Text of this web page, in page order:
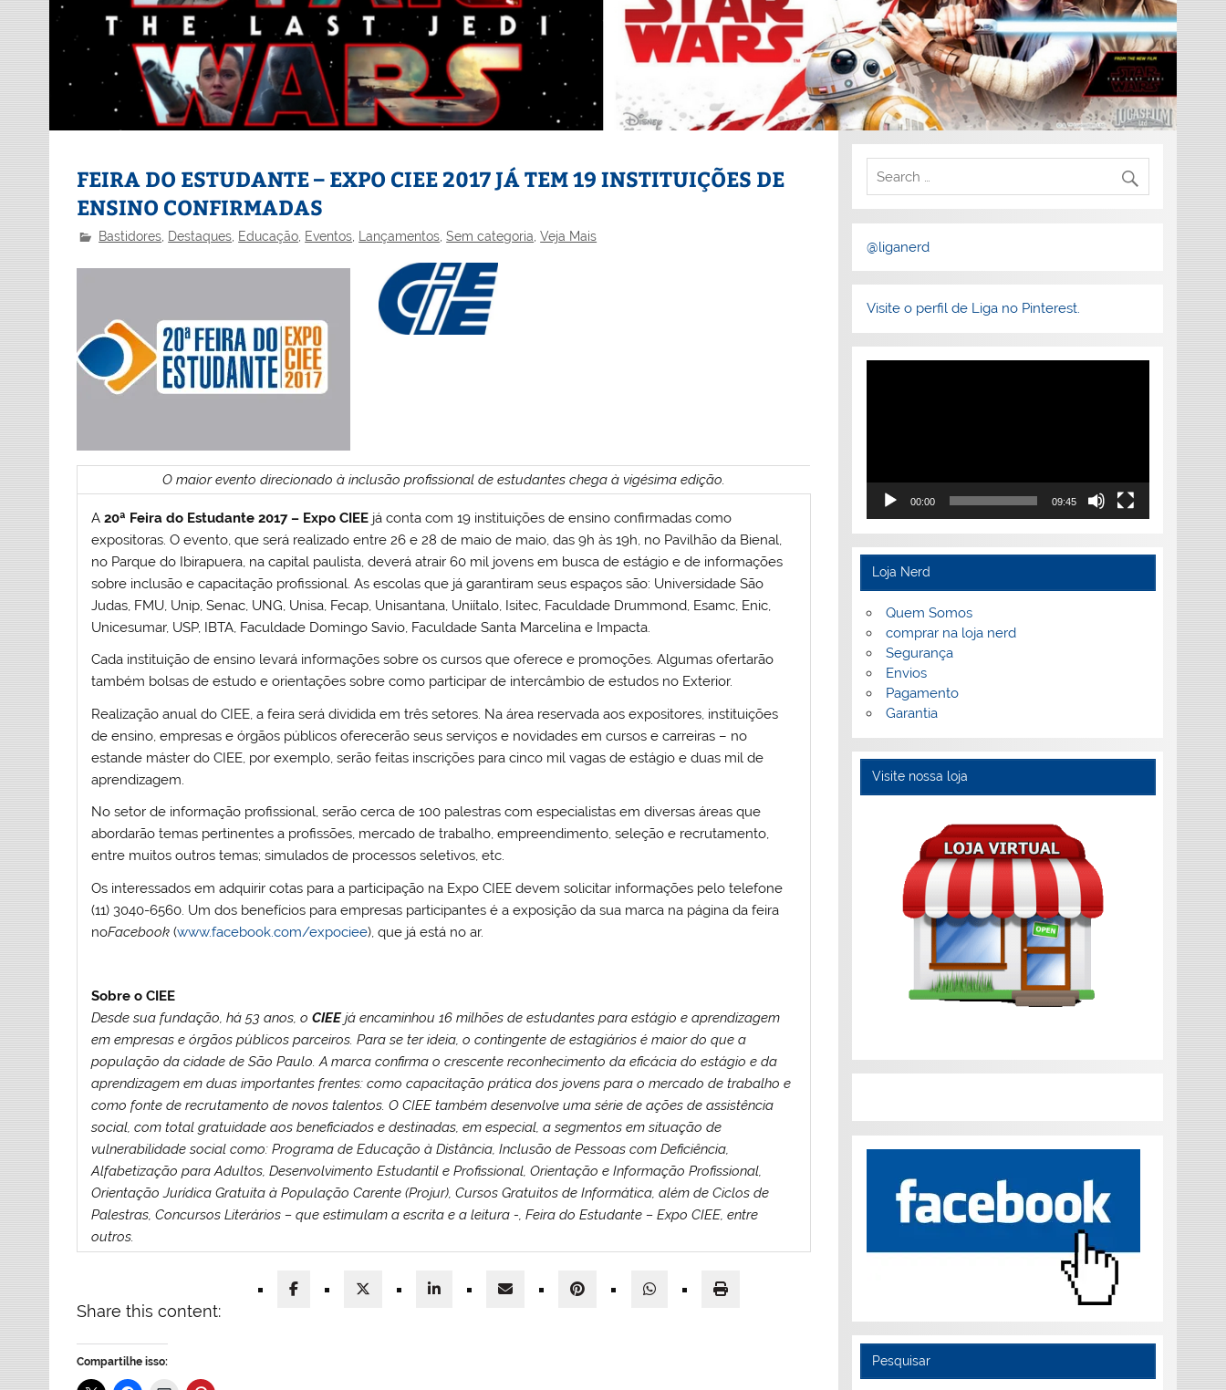
FEIRA DO ESTUDANTE – EXPO CIEE 2017 JÁ TEM 19 INSTITUIÇÕES DE
ENSINO CONFIRMADAS
Bastidores Destaques Educação Eventos Lançamentos ,Sem categoria ,Veja Mais
O maior evento direcionado à inclusão profissional de estudantes chega à vigésima edição.
A 20ª Feira do Estudante 2017 – Expo CIEE já conta com 19 instituições de ensino confirmadas como
expositoras. O evento, que será realizado entre 26 e 28 de maio de maio, das 9h às 19h, no Pavilhão da Bienal,
no Parque do Ibirapuera, na capital paulista, deverá atrair 60 mil jovens em busca de estágio e de informações
sobre inclusão e capacitação profissional. As escolas que já garantiram seus espaços são: Universidade São
Judas, FMU, Unip, Senac, UNG, Unisa, Fecap, Unisantana, Uniítalo, Isitec, Faculdade Drummond, Esamc, Enic,
Unicesumar, USP, IBTA, Faculdade Domingo Savio, Faculdade Santa Marcelina e Impacta.
Cada instituição de ensino levará informações sobre os cursos que oferece e promoções. Algumas ofertarão
também bolsas de estudo e orientações sobre como participar de intercâmbio de estudos no Exterior.
Realização anual do CIEE, a feira será dividida em três setores. Na área reservada aos expositores, instituições
de ensino, empresas e órgãos públicos oferecerão seus serviços e novidades em cursos e carreiras – no
estande máster do CIEE, por exemplo, serão feitas inscrições para cinco mil vagas de estágio e duas mil de
aprendizagem.
No setor de informação profissional, serão cerca de 100 palestras com especialistas em diversas áreas que
abordarão temas pertinentes a profissões, mercado de trabalho, empreendimento, seleção e recrutamento,
entre muitos outros temas; simulados de processos seletivos, etc.
Os interessados em adquirir cotas para a participação na Expo CIEE devem solicitar informações pelo telefone
(11) 3040-6560. Um dos benefícios para empresas participantes é a exposição da sua marca na página da feira
noFacebook(www.facebook.com/expociee), que já está no ar.
Sobre o CIEE
Desde sua fundação, há 53 anos, oCIEEjá encaminhou 16 milhões de estudantes para estágio e aprendizagem
em empresas e órgãos públicos parceiros. Para se ter ideia, o contingente de estagiários é maior do que a
população da cidade de São Paulo. A marca confirma o crescente reconhecimento da eficácia do estágio e da
aprendizagem em duas importantes frentes: como capacitação prática dos jovens para o mercado de trabalho e
como fonte de recrutamento de novos talentos.O CIEE também desenvolve uma série de ações de assistência
social, com total gratuidade aos beneficiados e destinadas, em especial, a segmentos em situação de
vulnerabilidade social como: Programa de Educação à Distância, Inclusão de Pessoas com Deficiência,
Alfabetização para Adultos, Desenvolvimento Estudantil e Profissional, Orientação e Informação Profissional,
Orientação Jurídica Gratuita à População Carente (Projur), Cursos Gratuitos de Informática, além de Ciclos de
Palestras, Concursos Literários – que estimulam a escrita e a leitura -, Feira do Estudante – Expo CIEE, entre
outros.
Share this content:
Compartilhe isso:
@liganerd
Visite o perfil de Liga no Pinterest.
Tocador
00:00 09:45
Loja Nerd
Quem Somos
comprar na loja nerd
Segurança
Envios
Pagamento
Garantia
Visite nossa loja
Pesquisar